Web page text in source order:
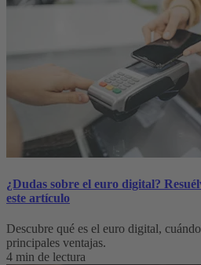
¿Dudas sobre el euro digital?
este artículo
Descubre qué es el euro digital,
principales ventajas.
4 min de lectura